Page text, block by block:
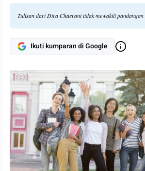
Tulisan dari Dira Chaerani tidak mewakili
Ikuti kumparan di Google